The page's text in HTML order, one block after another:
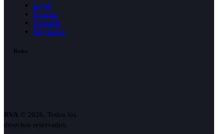
Legal
Notarial
Contable
Migratorio
Redes
RVA © 2026. Todos los
derechos reservados.